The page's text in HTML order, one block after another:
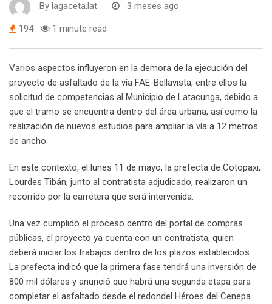
By lagaceta.lat 3 meses ago
194 1 minute read
Varios aspectos influyeron en la demora de la ejecución del
proyecto de asfaltado de la vía FAE-Bellavista, entre ellos la
solicitud de competencias al Municipio de Latacunga, debido a
que el tramo se encuentra dentro del área urbana, así como la
realización de nuevos estudios para ampliar la vía a 12 metros
de ancho.
En este contexto, el lunes 11 de mayo, la prefecta de Cotopaxi,
Lourdes Tibán, junto al contratista adjudicado, realizaron un
recorrido por la carretera que será intervenida.
Una vez cumplido el proceso dentro del portal de compras
públicas, el proyecto ya cuenta con un contratista, quien
deberá iniciar los trabajos dentro de los plazos establecidos.
La prefecta indicó que la primera fase tendrá una inversión de
800 mil dólares y anunció que habrá una segunda etapa para
completar el asfaltado desde el redondel Héroes del Cenepa